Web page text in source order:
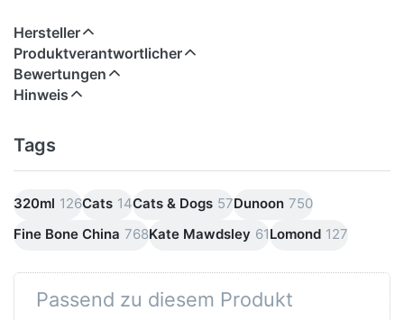
Hersteller
Produktverantwortlicher
Bewertungen
Hinweis
Tags
320ml 126Cats 14Cats & Dogs 57Dunoon 750
Fine Bone China 768Kate Mawdsley 61Lomond 127
Passend zu diesem Produkt